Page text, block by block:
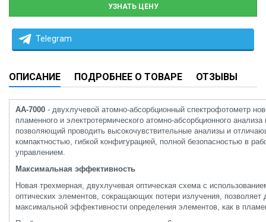
УЗНАТЬ ЦЕНУ
Telegram
ОПИСАНИЕ ПОДРОБНЕЕ О ТОВАРЕ ОТЗЫВЫ
АА-7000 - двухлучевой атомно-абсорбционный спектрофотометр
пламенного и электротермического атомно-абсорбционного
позволяющий проводить высокочувствительные анализы и
компактностью, гибкой конфигурацией, полной безопасностью в
управлением.
Максимальная эффективность
Новая трехмерная, двухлучевая оптическая схема с
оптических элементов, сокращающих потери излучения, позволяет
максимальной эффективности определения элементов, как в